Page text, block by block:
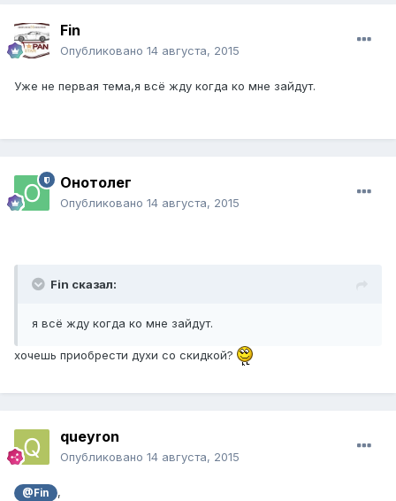
Fin
Опубликовано 14 августа, 2015
Уже не первая тема,я всё жду когда ко мне зайдут.
Онотолег
Опубликовано 14 августа, 2015
Fin сказал:
я всё жду когда ко мне зайдут.
хочешь приобрести духи со скидкой?
queуron
Опубликовано 14 августа, 2015
@Fin
,